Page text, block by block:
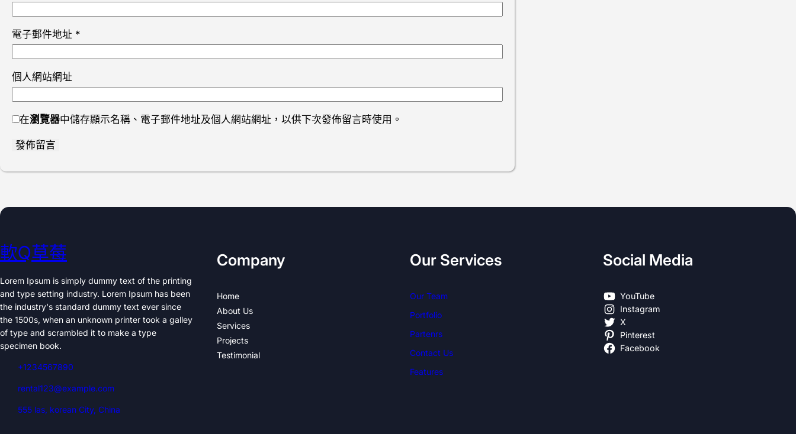
電子郵件地址 *
個人網站網址
在瀏覽器中儲存顯示名稱、電子郵件地址及個人網站網址，以供下次發佈留言時使用。
軟Q草莓
Lorem Ipsum is simply dummy text of the printing
and type setting industry. Lorem Ipsum has been
the industry's standard dummy text ever since
the 1500s, when an unknown printer took a galley
of type and scrambled it to make a type
specimen book.
+1234567890
rental123@example.com
555 las, korean City, China
Company
Home
About Us
Services
Projects
Testimonial
Our Services
Our Team
Portfolio
Partenrs
Contact Us
Features
Social Media
YouTube
Instagram
X
Pinterest
Facebook